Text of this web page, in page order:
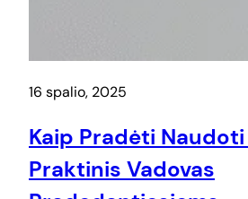
16 spalio, 2025
Kaip Pradėti Naudoti
Praktinis Vadovas